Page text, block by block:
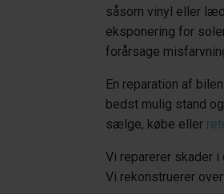
såsom vinyl eller
eksponering for
forårsage
En reparation af
bedst mulig stand
sælge, købe eller
Vi reparerer skader
Vi rekonstruerer